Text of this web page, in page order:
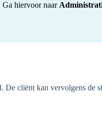
Ga hiervoor naar
De cliënt kan vervolgens de